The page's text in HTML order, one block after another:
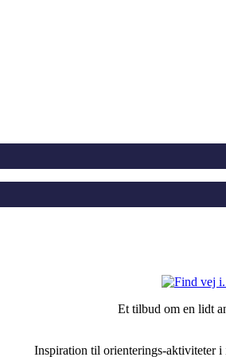
Et tilbud om en lidt
Inspiration til orienterings-aktiviteter